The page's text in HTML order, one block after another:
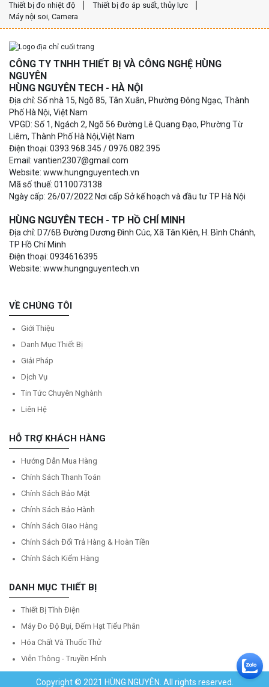
Thiết bị đo nhiệt độ
Thiết bị đo áp suất, thủy lực
Máy nội soi, Camera
CÔNG TY TNHH THIẾT BỊ VÀ CÔNG NGHỆ HÙNG
NGUYÊN
HÙNG NGUYÊN TECH - HÀ NỘI
Địa chỉ: Số nhà 15, Ngõ 85, Tân Xuân, Phường Đông Ngạc, Thành
Phố Hà Nội, Việt Nam
VPGD: Số 1, Ngách 2, Ngõ 56 Đường Lê Quang Đạo, Phường Từ
Liêm, Thành Phố Hà Nội,Việt Nam
Điện thoại: 0393.968.345 / 0976.082.395
Email: vantien2307@gmail.com
Website: www.hungnguyentech.vn
Mã số thuế: 0110073138
Ngày cấp: 26/07/2022 Nơi cấp Sở kế hoạch và đầu tư TP Hà Nội
HÙNG NGUYÊN TECH - TP HỒ CHÍ MINH
Địa chỉ: D7/6B Đường Dương Đình Cúc, Xã Tân Kiên, H. Bình Chánh,
TP Hồ Chí Minh
Điện thoại: 0934616395
Website: www.hungnguyentech.vn
VỀ CHÚNG TÔI
Giới Thiệu
Danh Mục Thiết Bị
Giải Pháp
Dịch Vụ
Tin Tức Chuyên Nghành
Liên Hệ
HỖ TRỢ KHÁCH HÀNG
Hướng Dẫn Mua Hàng
Chính Sách Thanh Toán
Chính Sách Bảo Mật
Chính Sách Bảo Hành
Chính Sách Giao Hàng
Chính Sách Đổi Trả Hàng & Hoàn Tiền
Chính Sách Kiểm Hàng
DANH MỤC THIẾT BỊ
Thiết Bị Tĩnh Điện
Máy Đo Độ Bụi, Đếm Hạt Tiểu Phân
Hóa Chất Và Thuốc Thử
Viễn Thông - Truyền Hình
Copyright © 2021 HÙNG NGUYÊN. All rights reserved.